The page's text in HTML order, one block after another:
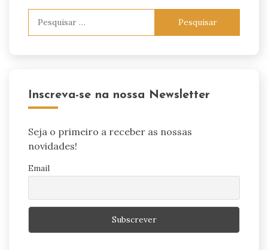
Inscreva-se na nossa Newsletter
Seja o primeiro a receber as nossas
novidades!
Email